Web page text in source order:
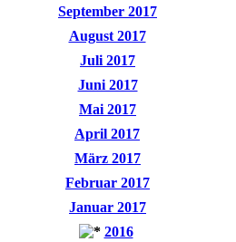
September 2017
August 2017
Juli 2017
Juni 2017
Mai 2017
April 2017
März 2017
Februar 2017
Januar 2017
2016